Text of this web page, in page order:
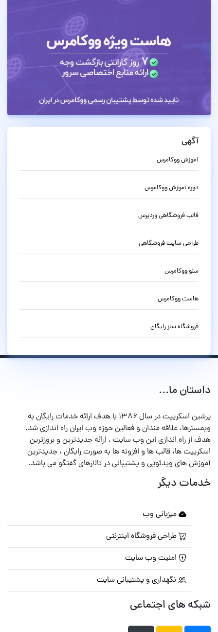
آگهی
آموزش ووکامرس
دوره آموزش ووکامرس
قالب فروشگاهی وردپرس
طراحی سایت فروشگاهی
سئو ووکامرس
هاست ووکامرس
فروشگاه ساز رایگان
داستان ما...
پرشین اسکریپت در سال ۱۳۸۶ با هدف ارائه خدمات رایگان به
وبمسترها، علاقه مندان و فعالین حوزه وب ایران راه اندازی شد.
هدف از راه اندازی این وب سایت ، ارائه جدیدترین و بروزترین
اسکریپت ها، قالب ها و افزونه ها به صورت رایگان ، جدیدترین
آموزش های ویدئویی و پشتیبانی در تالارهای گفتگو می باشد.
خدمات دیگر
میزبانی وب
طراحی فروشگاه اینترنتی
امنیت وب سایت
نگهداری و پشتیبانی سایت
شبکه های اجتماعی